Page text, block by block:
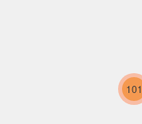
101